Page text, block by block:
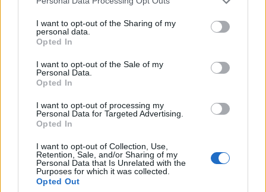
I want to opt-out of the Sharing of my
personal data.
Opted In
I want to opt-out of the Sale of my
Personal Data.
Opted In
I want to opt-out of processing my
Personal Data for Targeted Advertising.
Opted In
I want to opt-out of Collection, Use,
Retention, Sale, and/or Sharing of my
Personal Data that Is Unrelated with the
Purposes for which it was collected.
Opted Out